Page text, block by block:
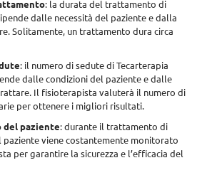
: la durata del trattamento di
dalle necessità del paziente e dalla
Solitamente, un trattamento dura circa
: il numero di sedute di Tecarterapia
dalle condizioni del paziente e dalle
. Il fisioterapista valuterà il numero di
per ottenere i migliori risultati.
paziente: durante il trattamento di
paziente viene costantemente monitorato
per garantire la sicurezza e l’efficacia del